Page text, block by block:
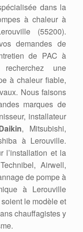
dans la
à chaleur à
(55200).
demandes de
de PAC à
une
à chaleur fiable,
Nous faisons
marques de
installateur
, Mitsubishi,
à Lerouville.
l’installation et la
Airwell,
de pompe à
à Lerouville
le modèle et
chauffagistes y